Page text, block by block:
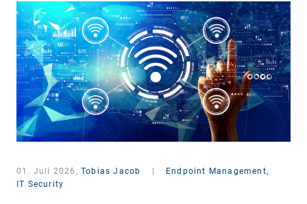
01. Juli 2026, Tobias Jacob
Endpoint Management,
IT Security